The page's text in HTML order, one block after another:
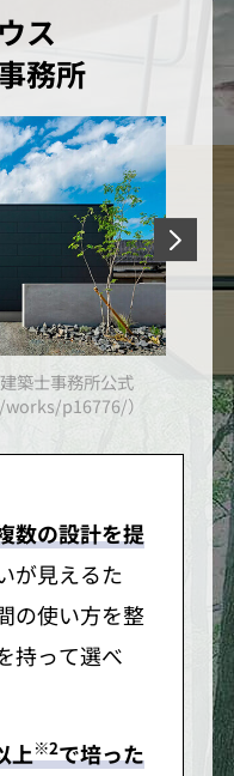
ス
務所
築士事務所公式
p16776/）
数の設計を提
が見えるた
の使い方を整
持って選べ
上※2で培った